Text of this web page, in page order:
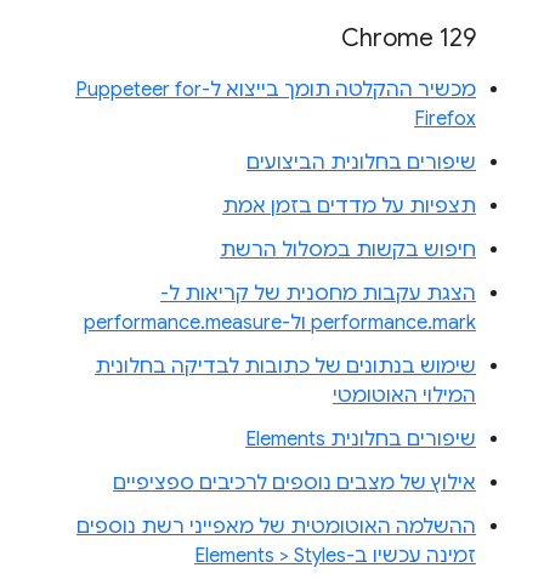
Chrome 129
מכשיר ההקלטה תומך בייצוא ל-Puppeteer for
Firefox
שיפורים בחלונית הביצועים
תצפיות על מדדים בזמן אמת
חיפוש בקשות במסלול הרשת
הצגת עקבות מחסנית של קריאות ל-
performance.mark ול-performance.measure
שימוש בנתונים של כתובות לבדיקה בחלונית
המילוי האוטומטי
שיפורים בחלונית Elements
אילוץ של מצבים נוספים לרכיבים ספציפיים
ההשלמה האוטומטית של מאפייני רשת נוספים
זמינה עכשיו ב-Elements > Styles